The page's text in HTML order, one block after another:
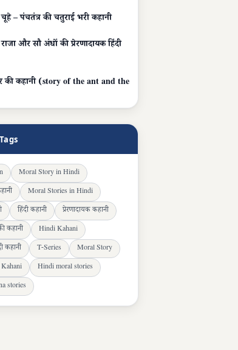
– पंचतंत्र की चतुराई भरी कहानी
और सौ अंधों की प्रेरणादायक हिंदी
की कहानी (story of the ant and the
Moral Story in Hindi
Moral Stories in Hindi
हिंदी कहानी
प्रेरणादायक कहानी
कहानी
Hindi Kahani
कहानी
T-Series
Moral Story
Hindi moral stories
stories